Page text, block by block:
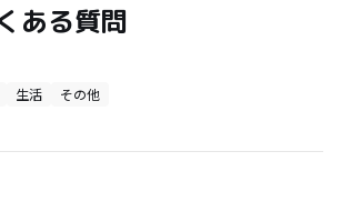
ある質問
生活 その他